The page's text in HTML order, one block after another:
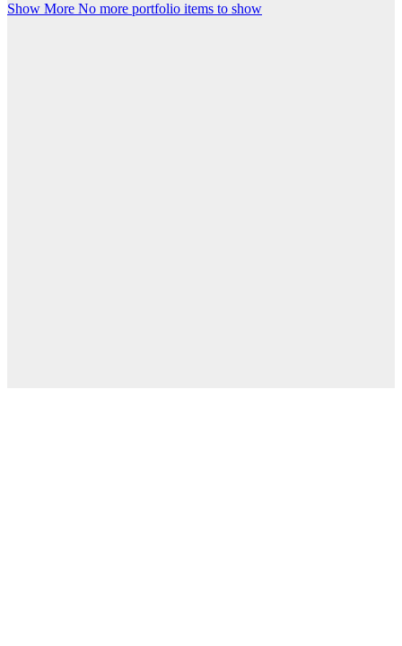
Show More No more portfolio items to show